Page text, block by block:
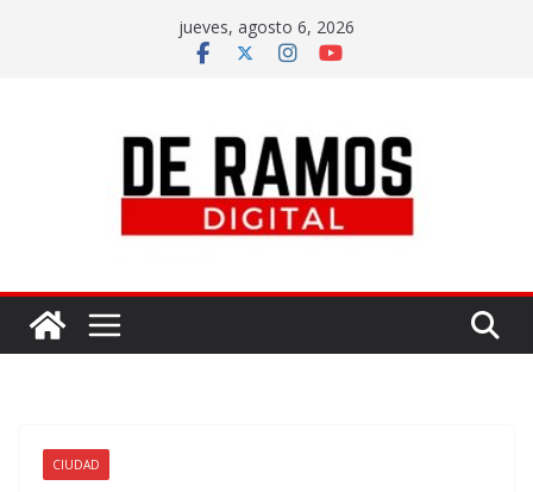
jueves, agosto 6, 2026
CIUDAD